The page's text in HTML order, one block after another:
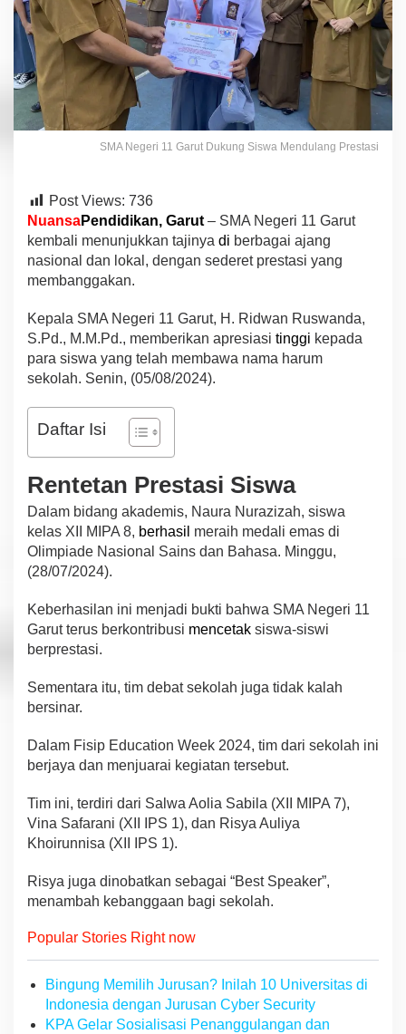
a
k
P
r
s
s
m
i
a
d
i
j
a
i
o
n
a
l
L
o
SMA Negeri 11 Garut Dukung Siswa Mendulang Prestasi
Post Views: 736
NuansaPendidikan, Garut – SMA Negeri 11 Garut
kembali menunjukkan tajinya di berbagai ajang
nasional dan lokal, dengan sederet prestasi yang
membanggakan.
Kepala SMA Negeri 11 Garut, H. Ridwan Ruswanda,
S.Pd., M.M.Pd., memberikan apresiasi tinggi kepada
para siswa yang telah membawa nama harum
sekolah. Senin, (05/08/2024).
Daftar Isi
Rentetan Prestasi Siswa
Dalam bidang akademis, Naura Nurazizah, siswa
kelas XII MIPA 8, berhasil meraih medali emas di
Olimpiade Nasional Sains dan Bahasa. Minggu,
(28/07/2024).
Keberhasilan ini menjadi bukti bahwa SMA Negeri 11
Garut terus berkontribusi mencetak siswa-siswi
berprestasi.
Sementara itu, tim debat sekolah juga tidak kalah
bersinar.
Dalam Fisip Education Week 2024, tim dari sekolah ini
berjaya dan menjuarai kegiatan tersebut.
Tim ini, terdiri dari Salwa Aolia Sabila (XII MIPA 7),
Vina Safarani (XII IPS 1), dan Risya Auliya
Khoirunnisa (XII IPS 1).
Risya juga dinobatkan sebagai “Best Speaker”,
menambah kebanggaan bagi sekolah.
Popular Stories Right now
Bingung Memilih Jurusan? Inilah 10 Universitas di
Indonesia dengan Jurusan Cyber Security
KPA Gelar Sosialisasi Penanggulangan dan